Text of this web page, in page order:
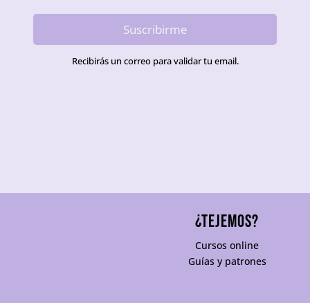
Suscribirme
Recibirás un correo para validar tu email.
¿TEJEMOS?
Cursos online
Guías y patrones